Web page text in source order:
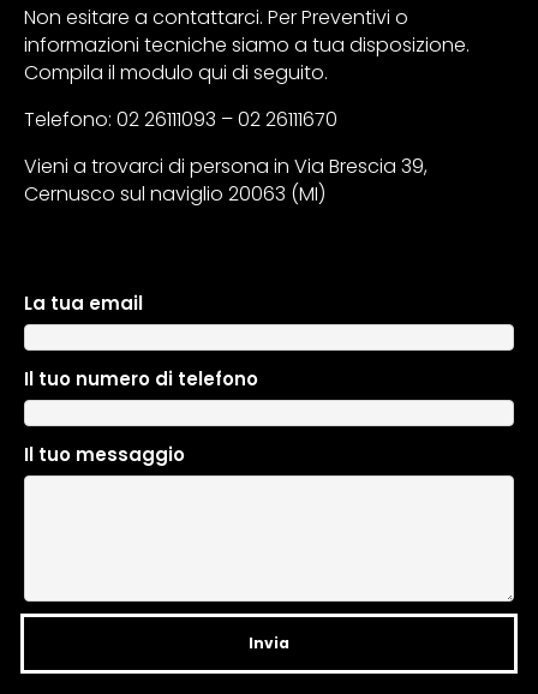
Non esitare a contattarci. Per Preventivi o
informazioni tecniche siamo a tua disposizione.
Compila il modulo qui di seguito.
Telefono: 02 26111093 – 02 26111670
Vieni a trovarci di persona in Via Brescia 39,
Cernusco sul naviglio 20063 (MI)
La tua email
Il tuo numero di telefono
Il tuo messaggio
A
l
e
n
a
: